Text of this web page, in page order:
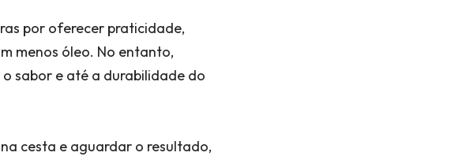
por oferecer praticidade,
menos óleo. No entanto,
sabor e até a durabilidade do
cesta e aguardar o resultado,